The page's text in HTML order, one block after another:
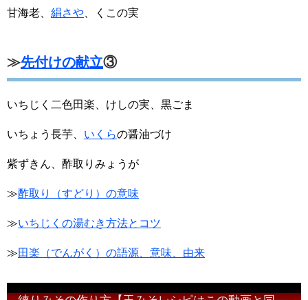
甘海老、 絹さや 、くこの実
≫先付けの献立③
いちじく二色田楽、けしの実、黒ごま
いちょう長芋、 いくらの醤油づけ
紫ずきん、酢取りみょうが
≫酢取り（すどり）の意味
≫いちじくの湯むき方法とコツ
≫田楽（でんがく）の語源、意味、由来